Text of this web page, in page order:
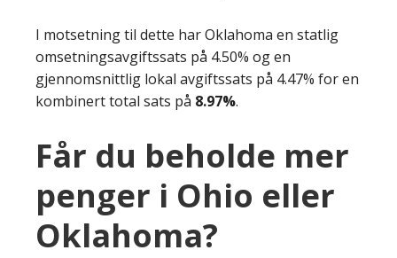
I motsetning til dette har Oklahoma en statlig
omsetningsavgiftssats på 4.50% og en
gjennomsnittlig lokal avgiftssats på 4.47% for en
kombinert total sats på 8.97%.
Får du beholde mer
penger i Ohio eller
Oklahoma?